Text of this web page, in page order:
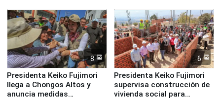
8
Presidenta Keiko Fujimori
llega a Chongos Altos y
anuncia medidas
6
Presidenta Keiko Fujimori
supervisa construcción de
vivienda social para